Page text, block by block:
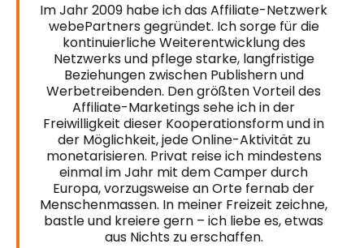
Im Jahr 2009 habe ich das Affiliate-Netzwerk
webePartners gegründet. Ich sorge für die
kontinuierliche Weiterentwicklung des
Netzwerks und pflege starke, langfristige
Beziehungen zwischen Publishern und
Werbetreibenden. Den größten Vorteil des
Affiliate-Marketings sehe ich in der
Freiwilligkeit dieser Kooperationsform und in
der Möglichkeit, jede Online-Aktivität zu
monetarisieren. Privat reise ich mindestens
einmal im Jahr mit dem Camper durch
Europa, vorzugsweise an Orte fernab der
Menschenmassen. In meiner Freizeit zeichne,
bastle und kreiere gern – ich liebe es, etwas
aus Nichts zu erschaffen.